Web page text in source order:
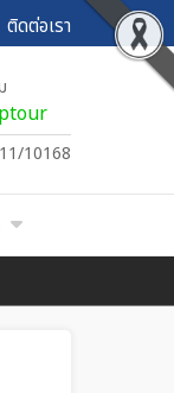
ติดต่อเรา
10168